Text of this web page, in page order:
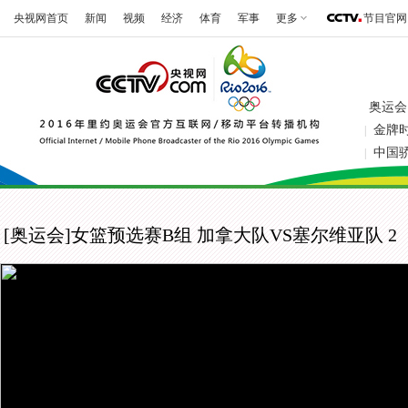
央视网首页 新闻 视频 经济 体育 军事 更多 节目官网
奥运会
金牌
中国
[奥运会]女篮预选赛B组 加拿大队VS塞尔维亚队 2